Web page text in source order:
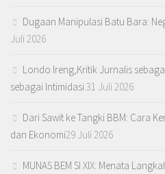
Dugaan Manipulasi Batu Bara:
Juli 2026
Londo Ireng,Kritik Jurnalis
sebagai Intimidasi. 31 Juli 2026
Dari Sawit ke Tangki BBM: Cara
dan Ekonomi29 Juli 2026
MUNAS BEM SI XIX: Menata